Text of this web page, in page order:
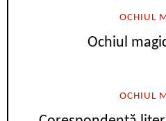
OCHIUL
Ochiul
OCHIUL